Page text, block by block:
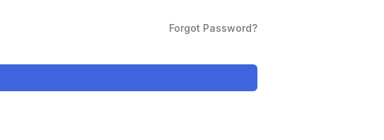
Forgot Password?